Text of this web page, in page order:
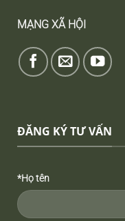
MẠNG XÃ HỘI
ĐĂNG KÝ TƯ VẤN
*Họ tên